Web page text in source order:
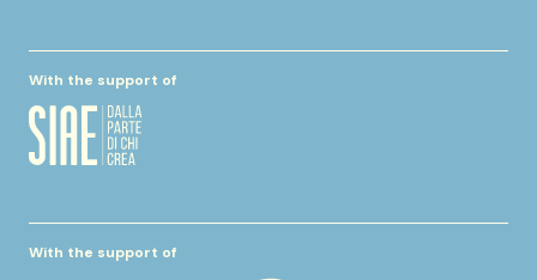
With the support of
With the support of